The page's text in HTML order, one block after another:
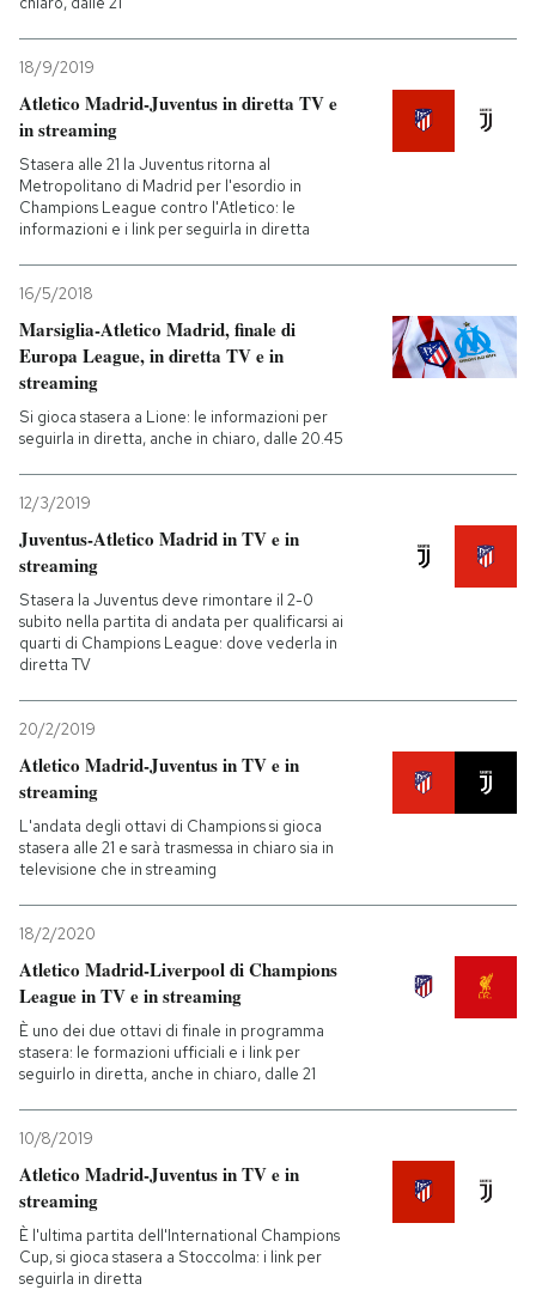
18/9/2019
Atletico Madrid-Juventus in diretta TV e
in streaming
Stasera alle 21 la Juventus ritorna al
Metropolitano di Madrid per l'esordio in
Champions League contro l'Atletico: le
informazioni e i link per seguirla in diretta
16/5/2018
Marsiglia-Atletico Madrid, finale di
Europa League, in diretta TV e in
streaming
Si gioca stasera a Lione: le informazioni per
seguirla in diretta, anche in chiaro, dalle 20.45
12/3/2019
Juventus-Atletico Madrid in TV e in
streaming
Stasera la Juventus deve rimontare il 2-0
subito nella partita di andata per qualificarsi ai
quarti di Champions League: dove vederla in
diretta TV
20/2/2019
Atletico Madrid-Juventus in TV e in
streaming
L'andata degli ottavi di Champions si gioca
stasera alle 21 e sarà trasmessa in chiaro sia in
televisione che in streaming
18/2/2020
Atletico Madrid-Liverpool di Champions
League in TV e in streaming
È uno dei due ottavi di finale in programma
stasera: le formazioni ufficiali e i link per
seguirlo in diretta, anche in chiaro, dalle 21
10/8/2019
Atletico Madrid-Juventus in TV e in
streaming
È l'ultima partita dell'International Champions
Cup, si gioca stasera a Stoccolma: i link per
seguirla in diretta